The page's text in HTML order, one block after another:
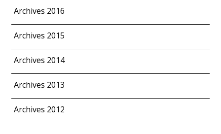
Archives 2016
Archives 2015
Archives 2014
Archives 2013
Archives 2012